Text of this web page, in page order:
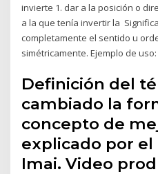
invierte 1. dar a la posición o
a la que tenía invertir la
completamente el sentido u
simétricamente. Ejemplo de
Definición del
cambiado la
concepto de
explicado por el
Imai. Video